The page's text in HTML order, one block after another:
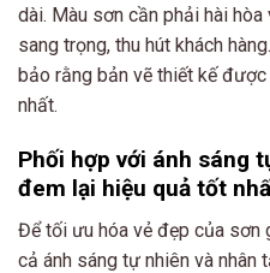
dài. Màu sơn cần phải hài
sang trọng, thu hút khách
bảo rằng bản vẽ thiết kế
nhất.
Phối hợp với ánh sáng
đem lại hiệu quả tốt
Để tối ưu hóa vẻ đẹp của sơn
cả ánh sáng tự nhiên và nhân